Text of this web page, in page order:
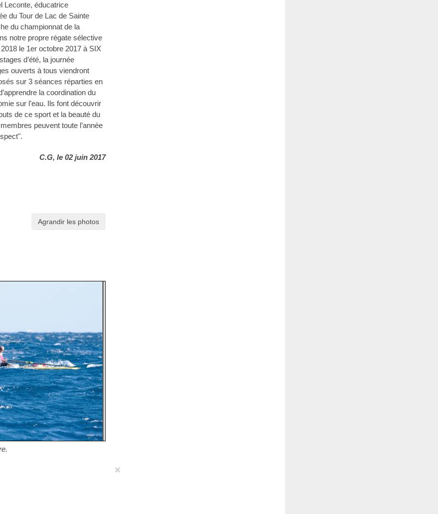
Leconte, éducatrice
du Tour de Lac de Sainte
du championnat de la
notre propre régate sélective
le 1er octobre 2017 à SIX
d’été, la journée
ouverts à tous viendront
sur 3 séances réparties en
la coordination du
sur l’eau. Ils font découvrir
de ce sport et la beauté du
peuvent toute l’année
C.G, le 02 juin 2017
Agrandir les photos
×